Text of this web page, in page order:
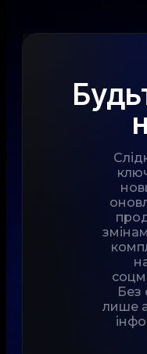
Без
лише